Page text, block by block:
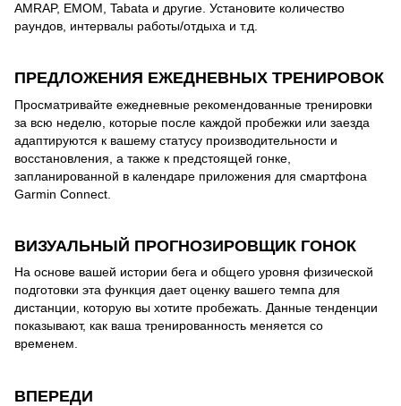
AMRAP, EMOM, Tabata и другие. Установите количество
раундов, интервалы работы/отдыха и т.д.
ПРЕДЛОЖЕНИЯ ЕЖЕДНЕВНЫХ ТРЕНИРОВОК
Просматривайте ежедневные рекомендованные тренировки
за всю неделю, которые после каждой пробежки или заезда
адаптируются к вашему статусу производительности и
восстановления, а также к предстоящей гонке,
запланированной в календаре приложения для смартфона
Garmin Connect.
ВИЗУАЛЬНЫЙ ПРОГНОЗИРОВЩИК ГОНОК
На основе вашей истории бега и общего уровня физической
подготовки эта функция дает оценку вашего темпа для
дистанции, которую вы хотите пробежать. Данные тенденции
показывают, как ваша тренированность меняется со
временем.
ВПЕРЕДИ